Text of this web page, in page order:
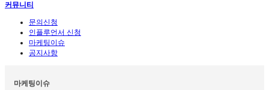
커뮤니티
문의신청
인플루언서 신청
마케팅이슈
공지사항
마케팅이슈